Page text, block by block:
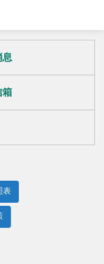
息
箱
表